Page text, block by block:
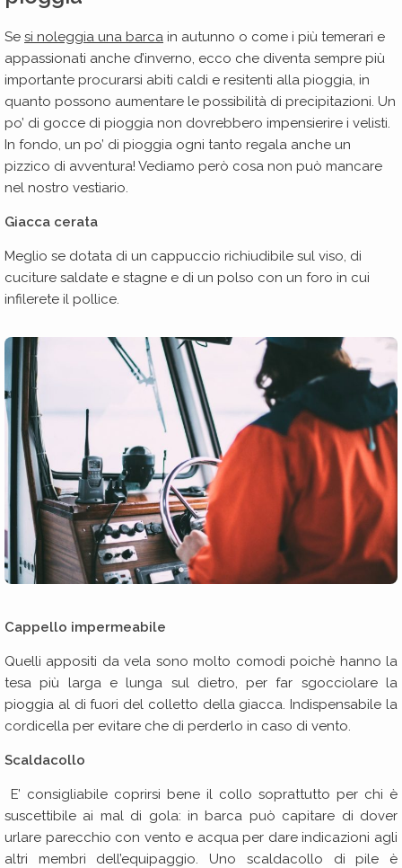
Se si noleggia una barca in autunno o come i più temerari e
appassionati anche d’inverno, ecco che diventa sempre più
importante procurarsi abiti caldi e resitenti alla pioggia, in
quanto possono aumentare le possibilità di precipitazioni. Un
po’ di gocce di pioggia non dovrebbero impensierire i velisti.
In fondo, un po’ di pioggia ogni tanto regala anche un
pizzico di avventura! Vediamo però cosa non può mancare
nel nostro vestiario.
Giacca cerata
Meglio se dotata di un cappuccio richiudibile sul viso, di
cuciture saldate e stagne e di un polso con un foro in cui
infilerete il pollice.
Cappello impermeabile
Quelli appositi da vela sono molto comodi poichè hanno la
tesa più larga e lunga sul dietro, per far sgocciolare la
pioggia al di fuori del colletto della giacca. Indispensabile la
cordicella per evitare che di perderlo in caso di vento.
Scaldacollo
E’ consigliabile coprirsi bene il collo soprattutto per chi è
suscettibile ai mal di gola: in barca può capitare di dover
urlare parecchio con vento e acqua per dare indicazioni agli
altri membri dell’equipaggio. Uno scaldacollo di pile è